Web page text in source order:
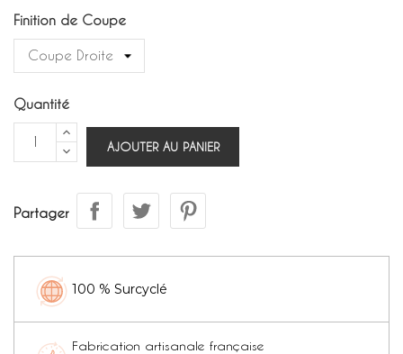
Finition de Coupe
Quantité
AJOUTER AU PANIER
Partager
100 % Surcyclé
Fabrication artisanale française